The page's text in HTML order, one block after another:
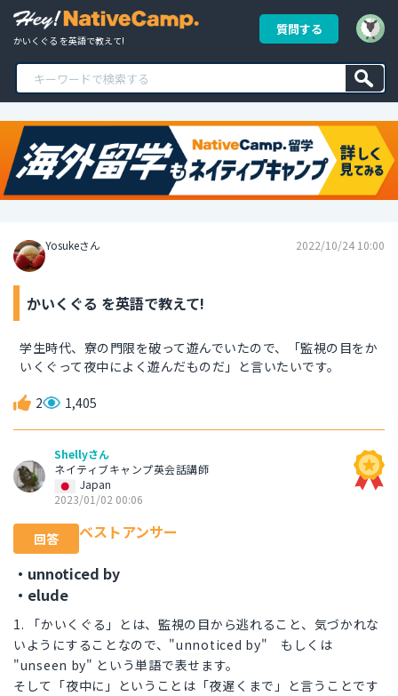
かいくぐる を英語で教えて!
質問する
Yosukeさん 2022/10/24 10:00
かいくぐる を英語で教えて!
学生時代、寮の門限を破って遊んでいたので、「監視の目をか
いくぐって夜中によく遊んだものだ」と言いたいです。
2 1,405
Shellyさん
ネイティブキャンプ英会話講師
Japan
2023/01/02 00:06
回答
ベストアンサー
・unnoticed by
・elude
1. 「かいくぐる」とは、監視の目から逃れること、気づかれな
いようにすることなので、"unnoticed by" もしくは
"unseen by" という単語で表せます。
そして「夜中に」ということは「夜遅くまで」と言うことです